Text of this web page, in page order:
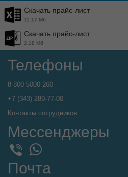
Скачать прайс-лист
11.17 Мб
Скачать прайс-лист
2.18 Мб
Телефоны
8 800 5000 260
+7 (343) 289-77-00
Контакты сотрудников
Мессенджеры
WhatsApp
Почта